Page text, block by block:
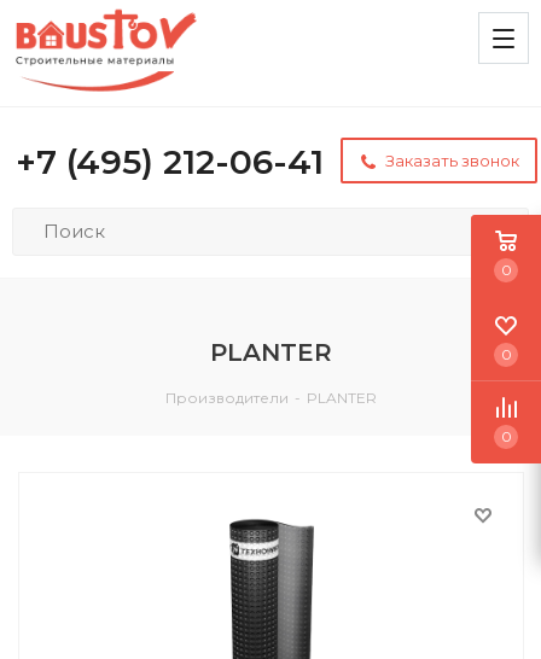
+7 (495) 212-06-41 Заказать звонок
PLANTER
Производители - PLANTER
0
0
0